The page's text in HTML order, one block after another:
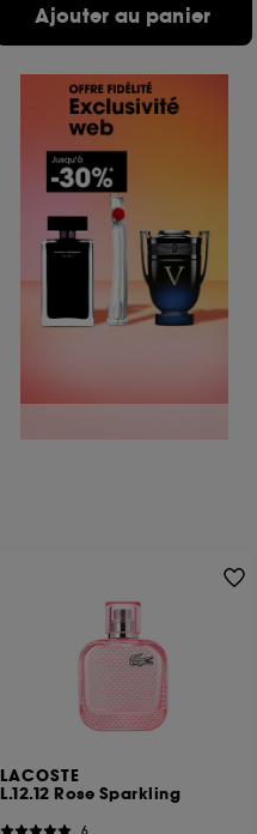
Ajouter au panier
LACOSTE
L.12.12 Rose Sparkling
6